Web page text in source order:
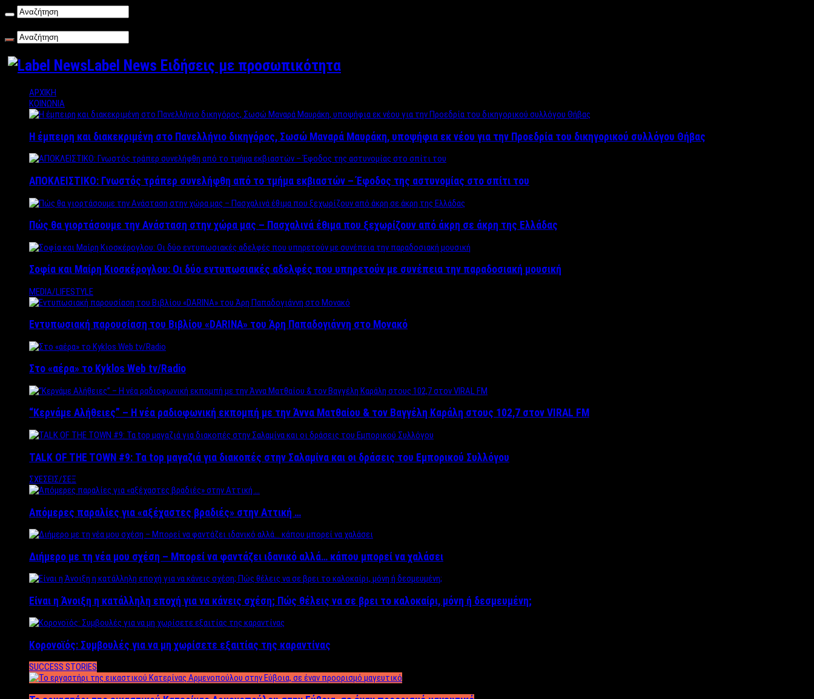
Label News Ειδήσεις με προσωπικότητα
ΑΡΧΙΚΗ
ΚΟΙΝΩΝΙΑ
Η έμπειρη και διακεκριμένη στο Πανελλήνιο δικηγόρος, Σωσώ Μαναρά Μαυράκη, υποψήφια εκ νέου για την Προεδρία του δικηγορικού συλλόγου Θήβας
ΑΠΟΚΛΕΙΣΤΙΚΟ: Γνωστός τράπερ συνελήφθη από το τμήμα εκβιαστών – Έφοδος της αστυνομίας στο σπίτι του
Πώς θα γιορτάσουμε την Ανάσταση στην χώρα μας – Πασχαλινά έθιμα που ξεχωρίζουν από άκρη σε άκρη της Ελλάδας
Σοφία και Μαίρη Κιοσκέρογλου: Οι δύο εντυπωσιακές αδελφές που υπηρετούν με συνέπεια την παραδοσιακή μουσική
MEDIA/LIFESTYLE
Εντυπωσιακή παρουσίαση του Βιβλίου «DARINA» του Άρη Παπαδογιάννη στο Μονακό
Στο «αέρα» το Kyklos Web tv/Radio
“Kερνάμε Αλήθειες” – Η νέα ραδιοφωνική εκπομπή με την Άννα Ματθαίου & τον Βαγγέλη Καράλη στους 102,7 στον VIRAL FM
TALK OF THE TOWN #9: Τα top μαγαζιά για διακοπές στην Σαλαμίνα και οι δράσεις του Εμπορικού Συλλόγου
ΣΧΕΣΕΙΣ/ΣΕΞ
Απόμερες παραλίες για «αξέχαστες βραδιές» στην Αττική …
Διήμερο με τη νέα μου σχέση – Μπορεί να φαντάζει ιδανικό αλλά… κάπου μπορεί να χαλάσει
Είναι η Άνοιξη η κατάλληλη εποχή για να κάνεις σχέση; Πώς θέλεις να σε βρει το καλοκαίρι, μόνη ή δεσμευμένη;
Κορονοϊός: Συμβουλές για να μη χωρίσετε εξαιτίας της καραντίνας
SUCCESS STORIES